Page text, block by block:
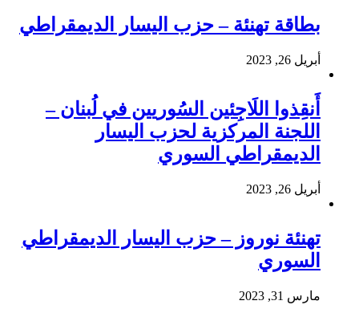
بطاقة تهنئة – حزب اليسار الديمقراطي
أبريل 26, 2023
أَنقِذوا اللَاجِئين السُوريين في لُبنان –
اللجنة المركزية لحزب اليسار
الديمقراطي السوري
أبريل 26, 2023
تهنئة نوروز – حزب اليسار الديمقراطي
السوري
مارس 31, 2023